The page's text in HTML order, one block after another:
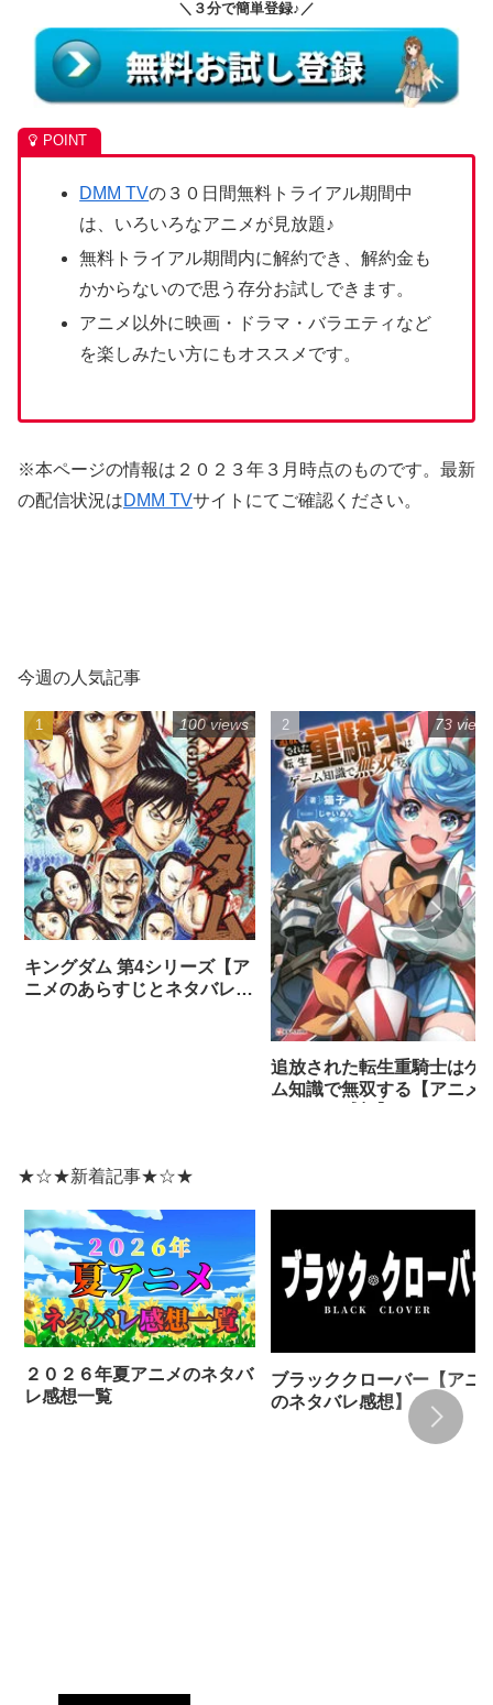
＼３分で簡単登録♪／
DMM TVの３０日間無料トライアル期間中
は、いろいろなアニメが見放題♪
無料トライアル期間内に解約でき、解約金も
かからないので思う存分お試しできます。
アニメ以外に映画・ドラマ・バラエティなど
を楽しみたい方にもオススメです。
※本ページの情報は２０２３年３月時点のものです。最新
の配信状況はDMM TVサイトにてご確認ください。
今週の人気記事
キングダム 第4シリーズ【ア
ニメのあらすじとネタバレ感
100 views
追放された転生重騎士はゲ
ム知識で無双する【アニメ
73
★☆★新着記事★☆★
２０２６年夏アニメのネタバ
レ感想一覧
ブラッククローバー【アニ
のネタバレ感想】